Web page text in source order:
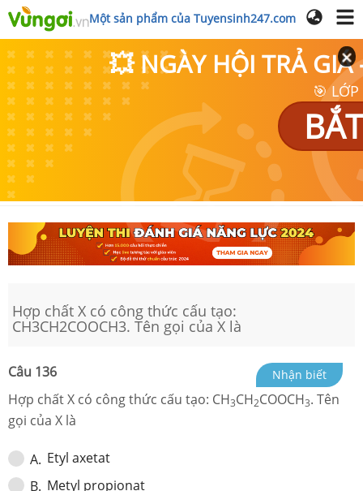
Một sản phẩm của Tuyensinh247.com
💥 NGÀY HỘI TRẢ GIÁ
🎯
Hợp chất X có công thức cấu tạo:
CH3CH2COOCH3. Tên gọi của X là
Câu 136 Nhận biết
Hợp chất X có công thức cấu tạo: CH3CH2COOCH3. Tên
gọi của X là
A. Etyl axetat
B. Metyl propionat